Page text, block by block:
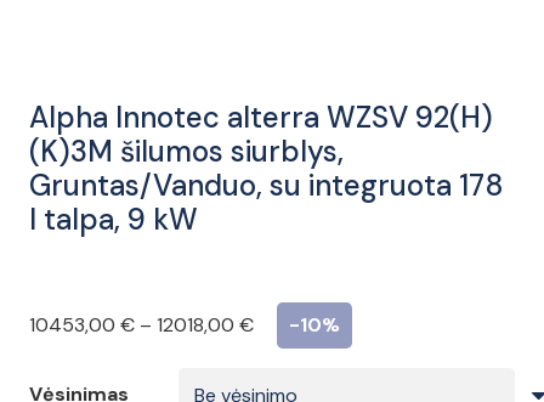
Alpha Innotec alterra WZSV 92(H)
(K)3M šilumos siurblys,
Gruntas/Vanduo, su integruota 178
l talpa, 9 kW
10453,00 € – 12018,00 €Price
10453,00 €
-10%
Vėsinimas